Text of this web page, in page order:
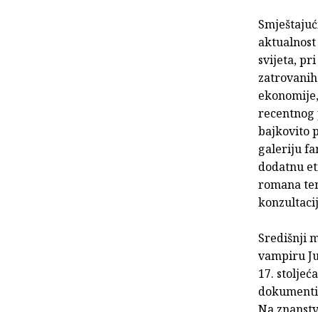
svijeta,
recentnog
bajkovito
galeriju
dodatnu
romana
Središnji
vampiru
17.